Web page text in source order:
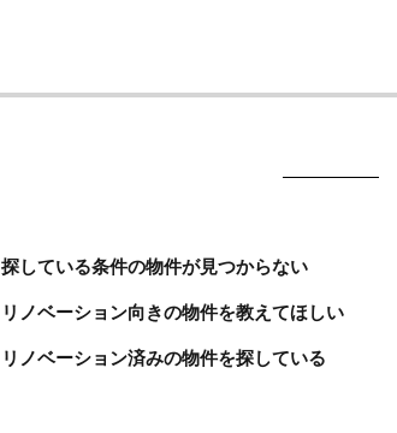
探している条件の物件が見つからない
リノベーション向きの物件を教えてほしい
リノベーション済みの物件を探している